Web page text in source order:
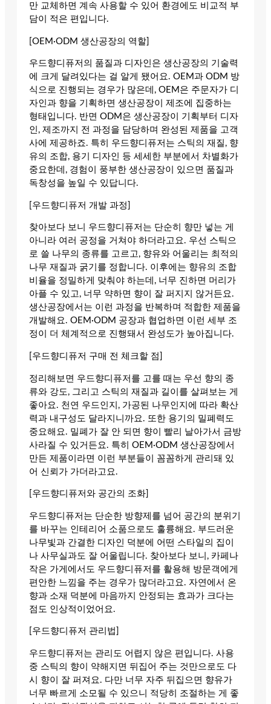
만 교체하면 계속 사용할 수 있어 환경에도 비교적 부
담이 적은 편입니다.
[OEM·ODM 생산공장의 역할]
우드향디퓨저의 품질과 디자인은 생산공장의 기술력
에 크게 달려있다는 걸 알게 됐어요. OEM과 ODM 방
식으로 진행되는 경우가 많은데, OEM은 주문자가 디
자인과 향을 기획하면 생산공장이 제조에 집중하는
형태입니다. 반면 ODM은 생산공장이 기획부터 디자
인, 제조까지 전 과정을 담당하며 완성된 제품을 고객
사에 제공하죠. 특히 우드향디퓨저는 스틱의 재질, 향
유의 조합, 용기 디자인 등 세세한 부분에서 차별화가
중요한데, 경험이 풍부한 생산공장이 있으면 품질과
독창성을 높일 수 있답니다.
[우드향디퓨저 개발 과정]
찾아보다 보니 우드향디퓨저는 단순히 향만 넣는 게
아니라 여러 공정을 거쳐야 하더라고요. 우선 스틱으
로 쓸 나무의 종류를 고르고, 향유와 어울리는 최적의
나무 재질과 굵기를 정합니다. 이후에는 향유의 조합
비율을 정밀하게 맞춰야 하는데, 너무 진하면 머리가
아플 수 있고, 너무 약하면 향이 잘 퍼지지 않거든요.
생산공장에서는 이런 과정을 반복하며 적합한 제품을
개발해요. OEM·ODM 공장과 협업하면 이런 세부 조
정이 더 체계적으로 진행돼서 완성도가 높아집니다.
[우드향디퓨저 구매 전 체크할 점]
정리해보면 우드향디퓨저를 고를 때는 우선 향의 종
류와 강도, 그리고 스틱의 재질과 길이를 살펴보는 게
좋아요. 천연 우드인지, 가공된 나무인지에 따라 확산
력과 내구성도 달라지니까요. 또한 용기의 밀폐력도
중요해요. 밀폐가 잘 안 되면 향이 빨리 날아가서 금방
사라질 수 있거든요. 특히 OEM·ODM 생산공장에서
만든 제품이라면 이런 부분들이 꼼꼼하게 관리돼 있
어 신뢰가 가더라고요.
[우드향디퓨저와 공간의 조화]
우드향디퓨저는 단순한 방향제를 넘어 공간의 분위기
를 바꾸는 인테리어 소품으로도 훌륭해요. 부드러운
나무빛과 간결한 디자인 덕분에 어떤 스타일의 집이
나 사무실과도 잘 어울립니다. 찾아보다 보니, 카페나
작은 가게에서도 우드향디퓨저를 활용해 방문객에게
편안한 느낌을 주는 경우가 많더라고요. 자연에서 온
향과 소재 덕분에 마음까지 안정되는 효과가 크다는
점도 인상적이었어요.
[우드향디퓨저 관리법]
우드향디퓨저는 관리도 어렵지 않은 편입니다. 사용
중 스틱의 향이 약해지면 뒤집어 주는 것만으로도 다
시 향이 잘 퍼져요. 다만 너무 자주 뒤집으면 향유가
너무 빠르게 소모될 수 있으니 적당히 조절하는 게 좋